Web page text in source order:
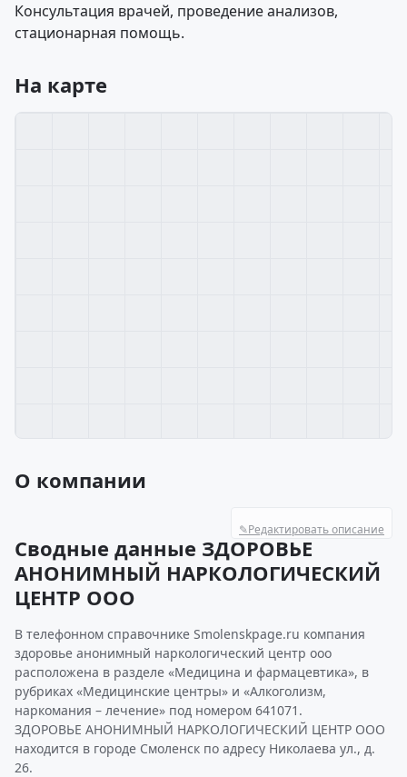
Консультация врачей, проведение анализов,
стационарная помощь.
На карте
О компании
✎Редактировать описание
Сводные данные ЗДОРОВЬЕ
АНОНИМНЫЙ НАРКОЛОГИЧЕСКИЙ
ЦЕНТР ООО
В телефонном справочнике Smolenskpage.ru компания
здоровье анонимный наркологический центр ооо
расположена в разделе «Медицина и фармацевтика», в
рубриках «Медицинские центры» и «Алкоголизм,
наркомания – лечение» под номером 641071.
ЗДОРОВЬЕ АНОНИМНЫЙ НАРКОЛОГИЧЕСКИЙ ЦЕНТР ООО
находится в городе Смоленск по адресу Николаева ул., д.
26.